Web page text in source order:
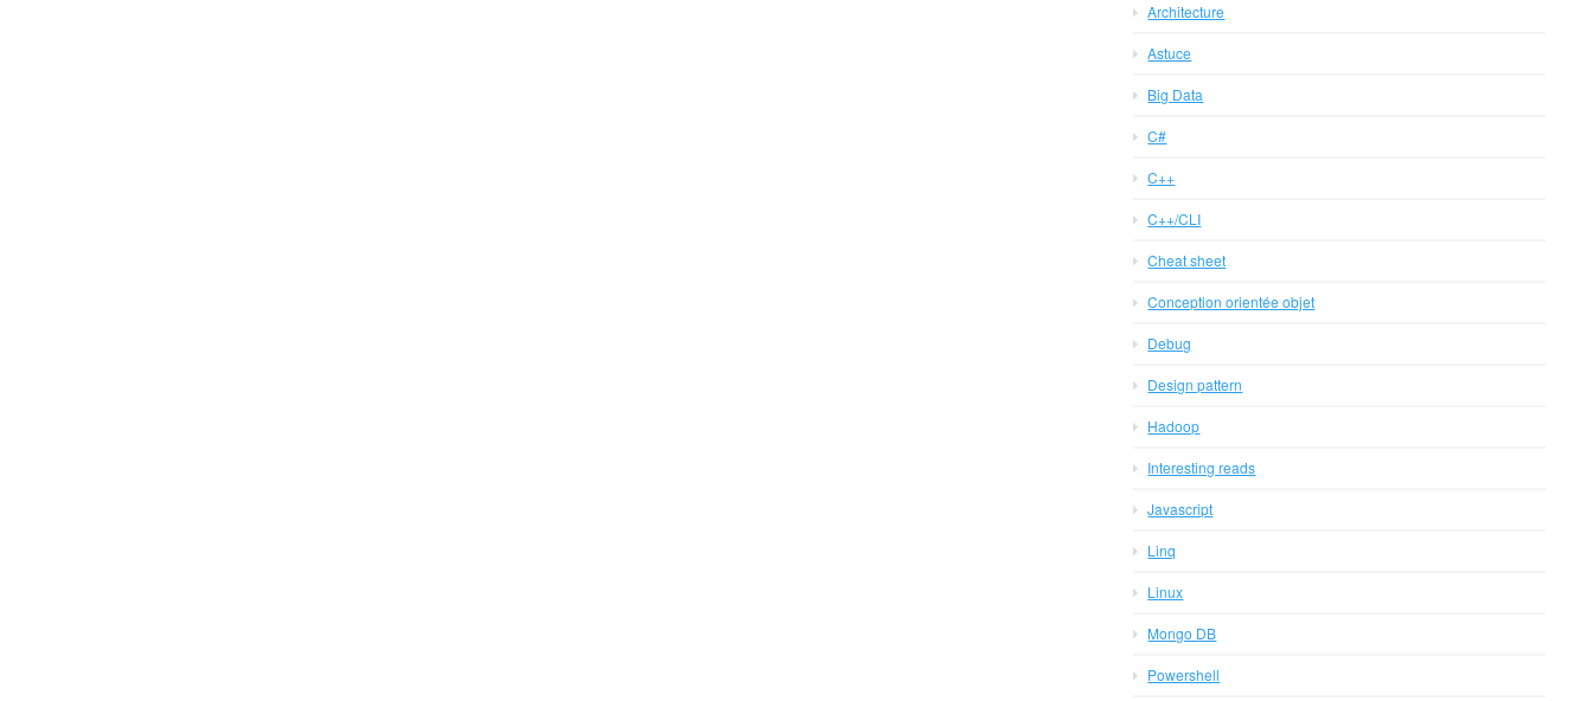
Architecture
Astuce
Big Data
C#
C++
C++/CLI
Cheat sheet
Conception orientée objet
Debug
Design pattern
Hadoop
Interesting reads
Javascript
Linq
Linux
Mongo DB
Powershell